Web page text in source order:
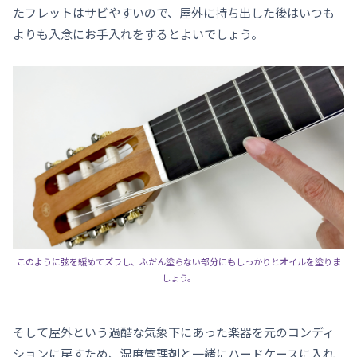
たフレットはサビやすいので、屋外に持ち出した後はいつも
よりも入念にお手入れをするとよいでしょう。
このように弦を緩めてズラし、ふだん塗らない部分にもしっかりとオイルを塗りま
しょう。
そして屋外という過酷な気象下にあった楽器を元のコンディ
ションに戻すため、湿度管理剤と一緒にハードケースに入れ